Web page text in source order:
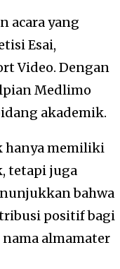
acara yang
Esai,
Video. Dengan
Medlimo
akademik.
hanya memiliki
tetapi juga
bahwa
positif bagi
almamater